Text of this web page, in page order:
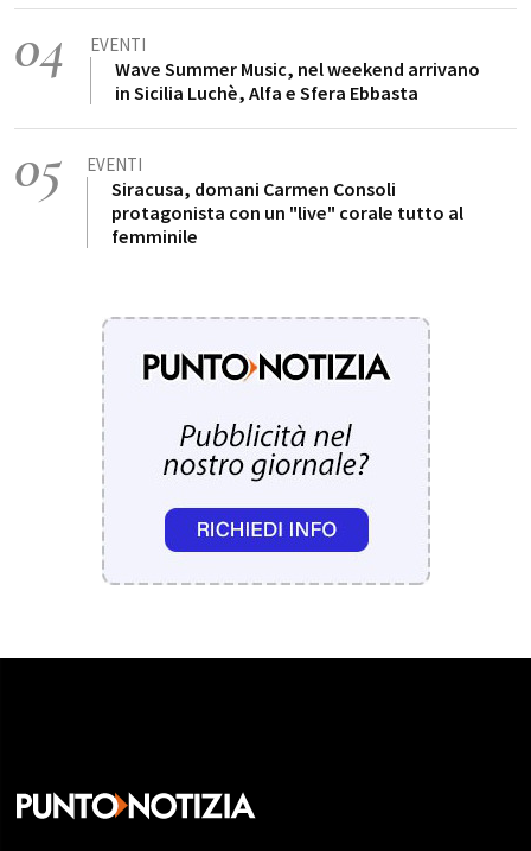
04 EVENTI
Wave Summer Music, nel weekend arrivano
in Sicilia Luchè, Alfa e Sfera Ebbasta
05 EVENTI
Siracusa, domani Carmen Consoli
protagonista con un "live" corale tutto al
femminile